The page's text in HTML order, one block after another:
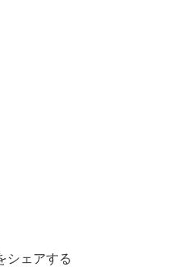
シェアする